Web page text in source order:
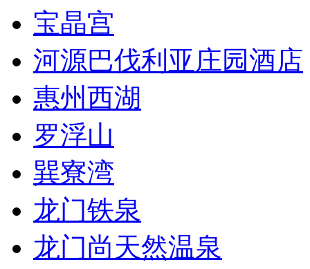
宝晶宫
河源巴伐利亚庄园酒店
惠州西湖
罗浮山
巽寮湾
龙门铁泉
龙门尚天然温泉